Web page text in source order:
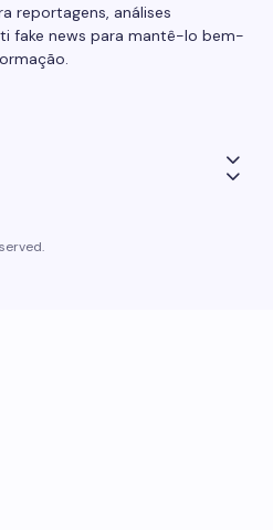
reportagens, análises
fake news para mantê-lo bem-